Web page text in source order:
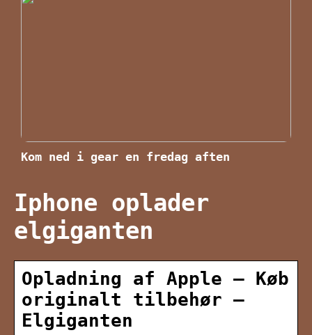
Kom ned i gear en fredag aften
Iphone oplader
elgiganten
Opladning af Apple – Køb
originalt tilbehør –
Elgiganten